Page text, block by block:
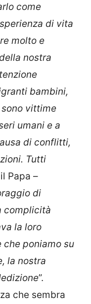
come
di vita
molto e
nostra
bambini,
vittime
umani e a
di conflitti,
Tutti
Papa –
di
complicità
la loro
che poniamo su
la nostra
”.
che sembra